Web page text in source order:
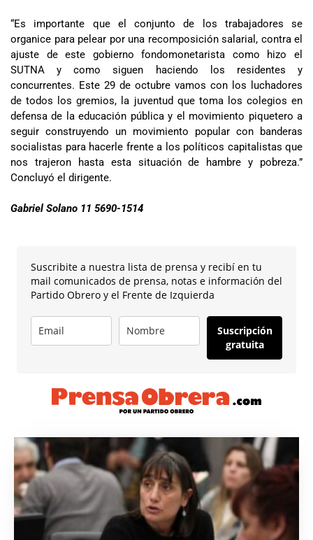
“Es importante que el conjunto de los trabajadores se
organice para pelear por una recomposición salarial, contra el
ajuste de este gobierno fondomonetarista como hizo el
SUTNA y como siguen haciendo los residentes y
concurrentes. Este 29 de octubre vamos con los luchadores
de todos los gremios, la juventud que toma los colegios en
defensa de la educación pública y el movimiento piquetero a
seguir construyendo un movimiento popular con banderas
socialistas para hacerle frente a los políticos capitalistas que
nos trajeron hasta esta situación de hambre y pobreza.”
Concluyó el dirigente.
Gabriel Solano 11 5690-1514
Suscribite a nuestra lista de prensa y recibí en tu
mail comunicados de prensa, notas e información del
Partido Obrero y el Frente de Izquierda
Suscripción
gratuita